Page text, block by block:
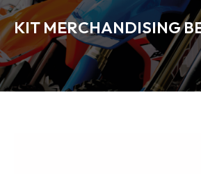
KIT MERCHANDISING